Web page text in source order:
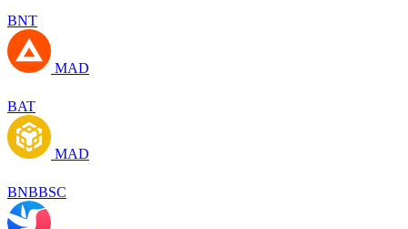
BNT
MAD
BAT
MAD
BNBBSC